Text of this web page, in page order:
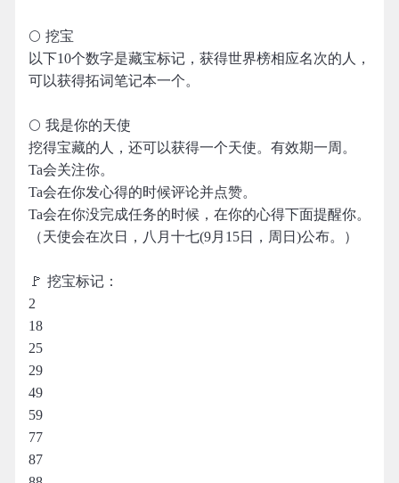
🌕 挖宝
以下10个数字是藏宝标记，获得世界榜相应名次的人，
可以获得拓词笔记本一个。
🌕 我是你的天使
挖得宝藏的人，还可以获得一个天使。有效期一周。
Ta会关注你。
Ta会在你发心得的时候评论并点赞。
Ta会在你没完成任务的时候，在你的心得下面提醒你。
（天使会在次日，八月十七(9月15日，周日)公布。）
🚩 挖宝标记：
2
18
25
29
49
59
77
87